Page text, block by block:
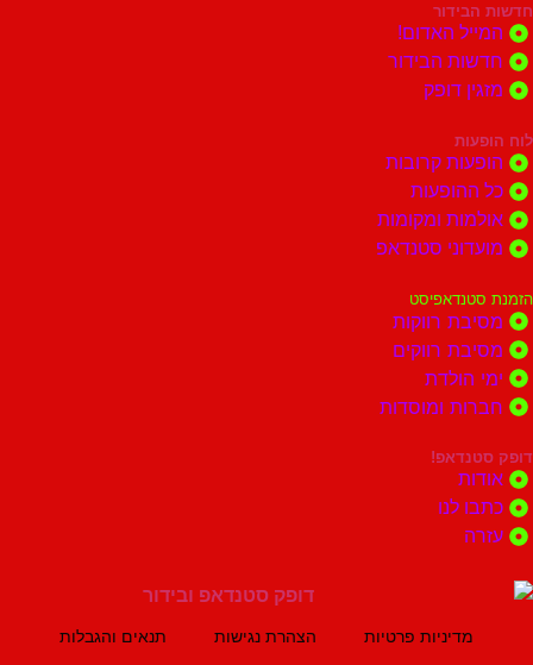
האדום!
הבידור
דופק
קרובות
ומקומות
סטנדאפ
רווקות
רווקים
ומוסדות
לנו
מדיניות פרטיות הצהרת נגישות תנאים והגבלות